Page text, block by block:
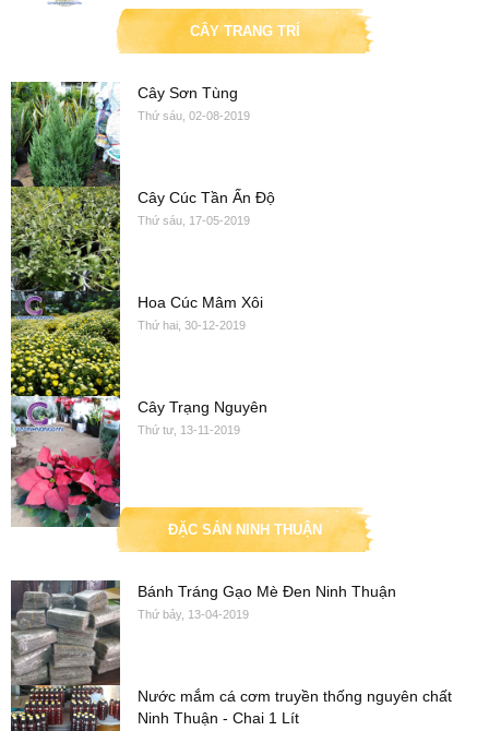
CÂY TRANG TRÍ
Cây Sơn Tùng
Thứ sáu, 02-08-2019
Cây Cúc Tần Ấn Độ
Thứ sáu, 17-05-2019
Hoa Cúc Mâm Xôi
Thứ hai, 30-12-2019
Cây Trạng Nguyên
Thứ tư, 13-11-2019
ĐẶC SẢN NINH THUẬN
Bánh Tráng Gạo Mè Đen Ninh Thuận
Thứ bảy, 13-04-2019
Nước mắm cá cơm truyền thống nguyên chất
Ninh Thuận - Chai 1 Lít